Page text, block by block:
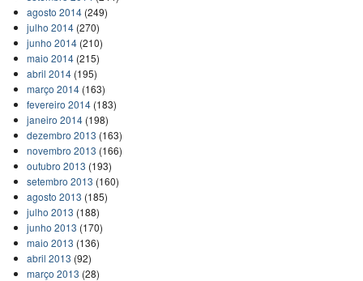
agosto 2014(249)
julho 2014(270)
junho 2014(210)
maio 2014(215)
abril 2014(195)
março 2014(163)
fevereiro 2014(183)
janeiro 2014(198)
dezembro 2013 (163)
novembro 2013 (166)
outubro 2013 (193)
setembro 2013 (160)
agosto 2013 (185)
julho 2013 (188)
junho 2013 (170)
maio 2013 (136)
abril 2013 (92)
março 2013 (28)